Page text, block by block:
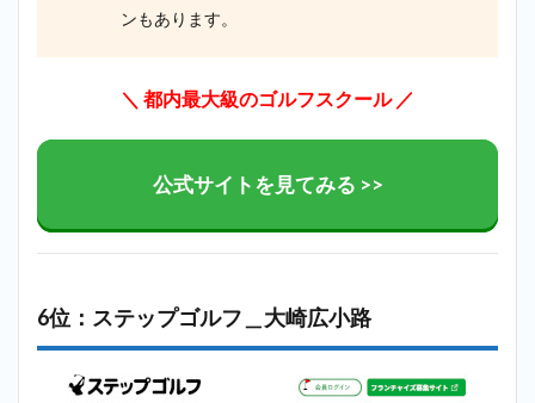
ンもあります。
＼ 都内最大級のゴルフスクール ／
公式サイトを見てみる >>
6位：ステップゴルフ＿大崎広小路